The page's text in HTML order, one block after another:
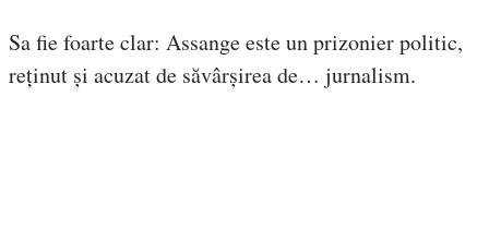
Sa fie foarte clar: Assange este un prizonier politic,
reținut și acuzat de săvârșirea de… jurnalism.